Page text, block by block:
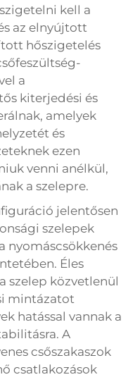
kell a
az elnyújtott
hőszigetelés
a
kiterjedési és
amelyek
és
ezen
venni anélkül,
a szelepre.
jelentősen
szelepek
nyomáscsökkenés
Éles
szelep közvetlenül
mintázatot
hatással vannak a
A
csőszakaszok
csatlakozások